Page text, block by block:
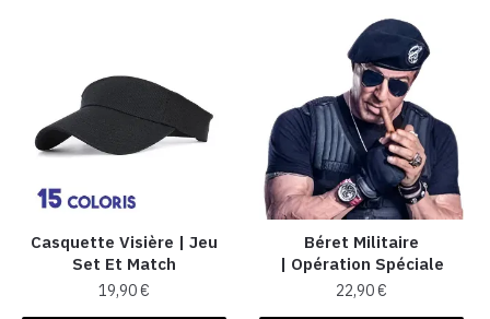
Casquette Visière | Jeu
Set Et Match
19,90€
Béret Militaire
| Opération Spéciale
22,90€